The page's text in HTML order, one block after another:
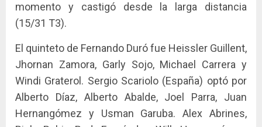
momento y castigó desde la larga distancia
(15/31 T3).
El quinteto de Fernando Duró fue Heissler Guillent,
Jhornan Zamora, Garly Sojo, Michael Carrera y
Windi Graterol. Sergio Scariolo (España) optó por
Alberto Díaz, Alberto Abalde, Joel Parra, Juan
Hernangómez y Usman Garuba. Alex Abrines,